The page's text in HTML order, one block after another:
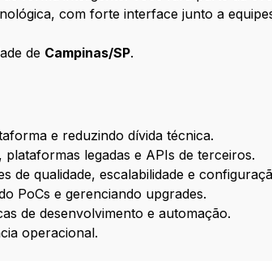
com forte interface junto a
de Campinas/SP.
e reduzindo dívida técnica.
legadas e APIs de terceiros.
de qualidade, escalabilidade e
PoCs e gerenciando upgrades.
de desenvolvimento e automação.
operacional.